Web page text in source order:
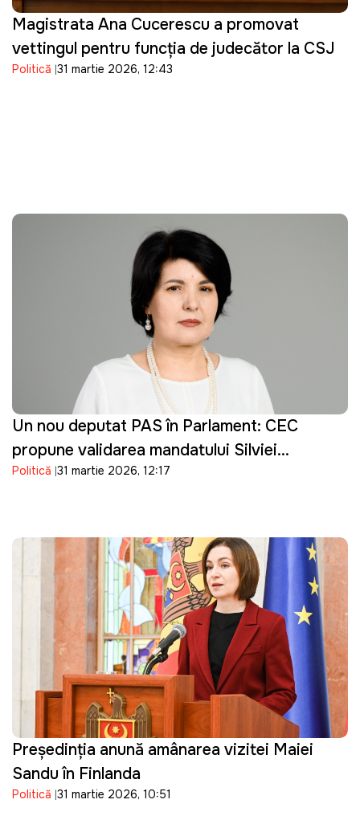
Magistrata Ana Cucerescu a promovat
vettingul pentru funcția de judecător la CSJ
Politică 31 martie 2026, 12:43
Un nou deputat PAS în Parlament: CEC
propune validarea mandatului Silviei
Bondarenco
Politică 31 martie 2026, 12:17
Președinția anunță amânarea vizitei Maiei
Sandu în Finlanda
Politică 31 martie 2026, 10:51